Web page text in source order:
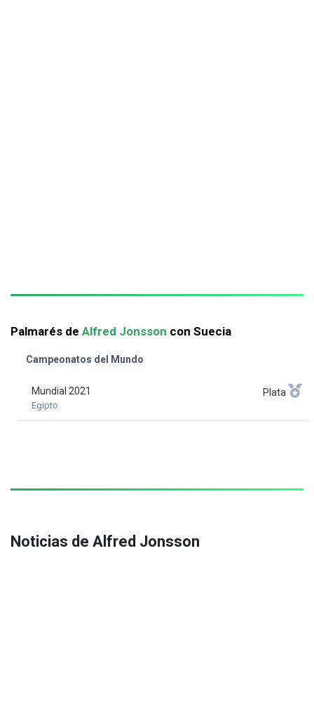
Palmarés de Alfred Jonsson con Suecia
Campeonatos del Mundo
Mundial 2021
Egipto
Plata
Noticias de Alfred Jonsson